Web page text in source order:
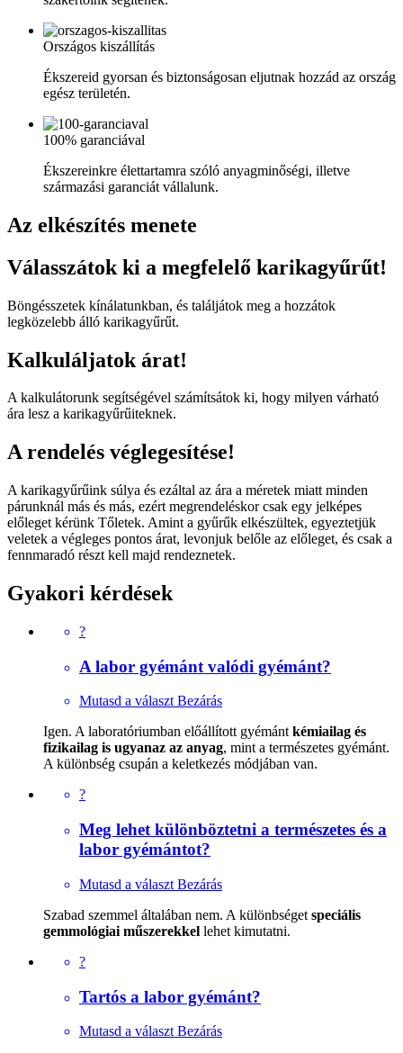
Országos kiszállítás
Ékszereid gyorsan és biztonságosan eljutnak hozzád az ország
egész területén.
100% garanciával
Ékszereinkre élettartamra szóló anyagminőségi, illetve
származási garanciát vállalunk.
Az elkészítés menete
Válasszátok ki a megfelelő karikagyűrűt!
Böngésszetek kínálatunkban, és találjátok meg a hozzátok
legközelebb álló karikagyűrűt.
Kalkuláljatok árat!
A kalkulátorunk segítségével számítsátok ki, hogy milyen várható
ára lesz a karikagyűrűiteknek.
A rendelés véglegesítése!
A karikagyűrűink súlya és ezáltal az ára a méretek miatt minden
párunknál más és más, ezért megrendeléskor csak egy jelképes
előleget kérünk Tőletek. Amint a gyűrűk elkészültek, egyeztetjük
veletek a végleges pontos árat, levonjuk belőle az előleget, és csak a
fennmaradó részt kell majd rendeznetek.
Gyakori kérdések
?
A labor gyémánt valódi gyémánt?
Mutasd a választ Bezárás
Igen. A laboratóriumban előállított gyémántkémiailag és
fizikailag is ugyanaz az anyag, mint a természetes gyémánt.
A különbség csupán a keletkezés módjában van.
?
Meg lehet különböztetni a természetes és a
labor gyémántot?
Mutasd a választ Bezárás
Szabad szemmel általában nem. A különbséget speciális
gemmológiai műszerekkel lehet kimutatni.
?
Tartós a labor gyémánt?
Mutasd a választ Bezárás